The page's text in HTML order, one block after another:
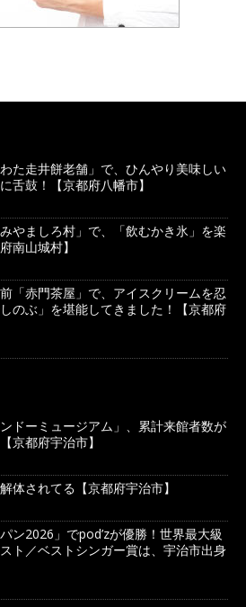
た走井餅老舗」で、ひんやり美味しい
舌鼓！【京都府八幡市】
やましろ村」で、「飲むかき氷」を楽
南山城村】
「赤門茶屋」で、アイスクリームを忍
のぶ」を堪能してきました！【京都府
ドーミュージアム」、累計来館者数が
京都府宇治市】
体されてる【京都府宇治市】
ン2026」でpod’zが優勝！世界最大級
ト／ベストシンガー賞は、宇治市出身